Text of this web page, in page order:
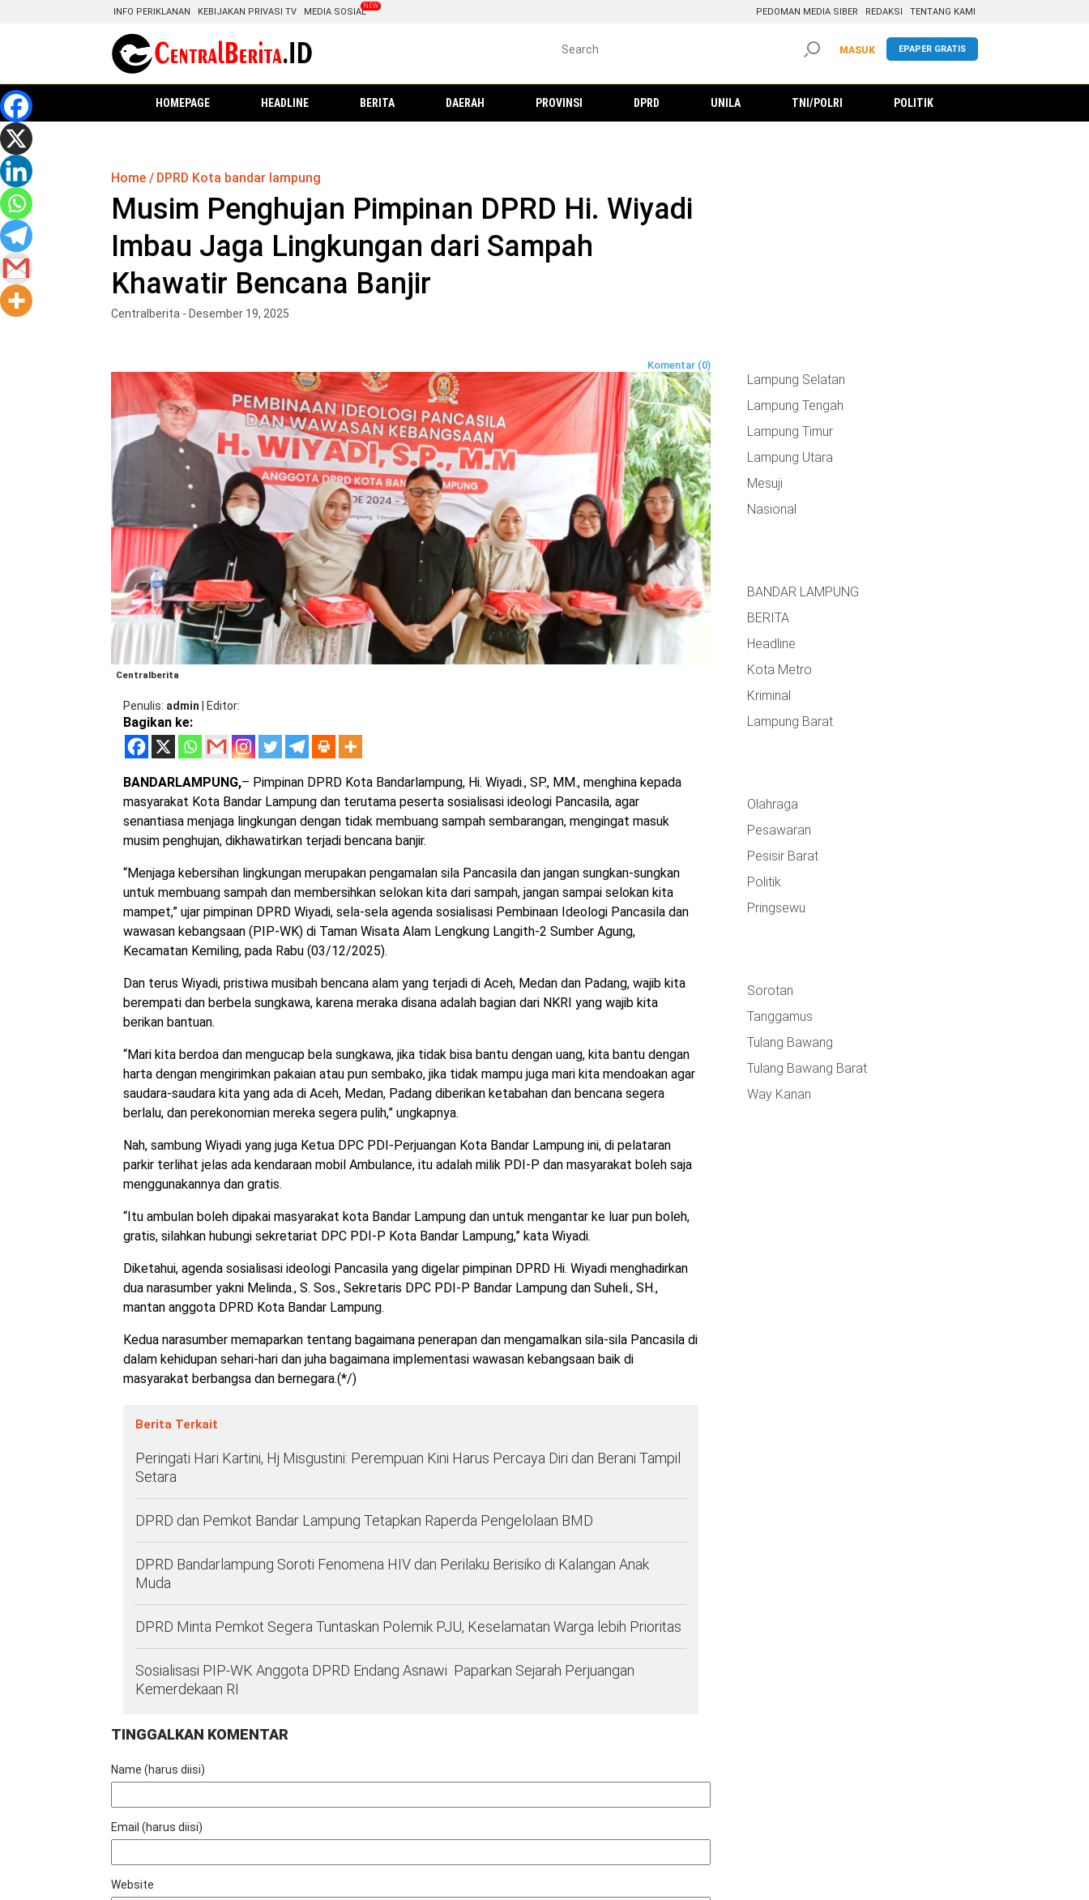
INFO PERIKLANAN KEBIJAKAN PRIVASI TV MEDIA SOSIAL PEDOMAN MEDIA SIBER REDAKSI TENTANG KAMI
EPAPER GRATIS
MASUK
HOMEPAGE HEADLINE BERITA DAERAH PROVINSI DPRD UNILA TNI/POLRI POLITIK
Home DPRD Kota bandar lampung
Musim Penghujan Pimpinan DPRD Hi. Wiyadi
Imbau Jaga Lingkungan dari Sampah
Khawatir Bencana Banjir
Centralberita - Desember 19, 2025
Komentar (0)
Centralberita
Penulis admin Editor
Bagikan ke:
BANDARLAMPUNG,– Pimpinan DPRD Kota Bandarlampung, Hi. Wiyadi., SP., MM., menghina kepada
masyarakat Kota Bandar Lampung dan terutama peserta sosialisasi ideologi Pancasila, agar
senantiasa menjaga lingkungan dengan tidak membuang sampah sembarangan, mengingat masuk
musim penghujan, dikhawatirkan terjadi bencana banjir.
“Menjaga kebersihan lingkungan merupakan pengamalan sila Pancasila dan jangan sungkan-sungkan
untuk membuang sampah dan membersihkan selokan kita dari sampah, jangan sampai selokan kita
mampet,” ujar pimpinan DPRD Wiyadi, sela-sela agenda sosialisasi Pembinaan Ideologi Pancasila dan
wawasan kebangsaan (PIP-WK) di Taman Wisata Alam Lengkung Langith-2 Sumber Agung,
Kecamatan Kemiling, pada Rabu (03/12/2025).
Dan terus Wiyadi, pristiwa musibah bencana alam yang terjadi di Aceh, Medan dan Padang, wajib kita
berempati dan berbela sungkawa, karena meraka disana adalah bagian dari NKRI yang wajib kita
berikan bantuan.
“Mari kita berdoa dan mengucap bela sungkawa, jika tidak bisa bantu dengan uang, kita bantu dengan
harta dengan mengirimkan pakaian atau pun sembako, jika tidak mampu juga mari kita mendoakan agar
saudara-saudara kita yang ada di Aceh, Medan, Padang diberikan ketabahan dan bencana segera
berlalu, dan perekonomian mereka segera pulih,” ungkapnya.
Nah, sambung Wiyadi yang juga Ketua DPC PDI-Perjuangan Kota Bandar Lampung ini, di pelataran
parkir terlihat jelas ada kendaraan mobil Ambulance, itu adalah milik PDI-P dan masyarakat boleh saja
menggunakannya dan gratis.
“Itu ambulan boleh dipakai masyarakat kota Bandar Lampung dan untuk mengantar ke luar pun boleh,
gratis, silahkan hubungi sekretariat DPC PDI-P Kota Bandar Lampung,” kata Wiyadi.
Diketahui, agenda sosialisasi ideologi Pancasila yang digelar pimpinan DPRD Hi. Wiyadi menghadirkan
dua narasumber yakni Melinda., S. Sos., Sekretaris DPC PDI-P Bandar Lampung dan Suheli., SH.,
mantan anggota DPRD Kota Bandar Lampung.
Kedua narasumber memaparkan tentang bagaimana penerapan dan mengamalkan sila-sila Pancasila di
dalam kehidupan sehari-hari dan juha bagaimana implementasi wawasan kebangsaan baik di
masyarakat berbangsa dan bernegara.(*/)
Berita Terkait
Peringati Hari Kartini, Hj Misgustini: Perempuan Kini Harus Percaya Diri dan Berani Tampil
Setara
DPRD dan Pemkot Bandar Lampung Tetapkan Raperda Pengelolaan BMD
DPRD Bandarlampung Soroti Fenomena HIV dan Perilaku Berisiko di Kalangan Anak
Muda
DPRD Minta Pemkot Segera Tuntaskan Polemik PJU, Keselamatan Warga lebih Prioritas
Sosialisasi PIP-WK Anggota DPRD Endang Asnawi Paparkan Sejarah Perjuangan
Kemerdekaan RI
TINGGALKAN KOMENTAR
Name (harus diisi)
Email (harus diisi)
Website
Lampung Selatan
Lampung Tengah
Lampung Timur
Lampung Utara
Mesuji
Nasional
BANDAR LAMPUNG
BERITA
Headline
Kota Metro
Kriminal
Lampung Barat
Olahraga
Pesawaran
Pesisir Barat
Politik
Pringsewu
Sorotan
Tanggamus
Tulang Bawang
Tulang Bawang Barat
Way Kanan